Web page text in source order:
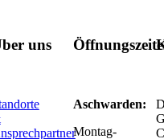
uns
Aschwarden:
Montag-